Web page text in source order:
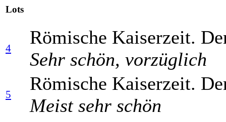
Lots
4
Römische Kaiserzeit.
Sehr schön, vorzüglich
5
Römische Kaiserzeit.
Meist sehr schön